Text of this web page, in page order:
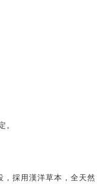
，採用漢洋草本，全天然